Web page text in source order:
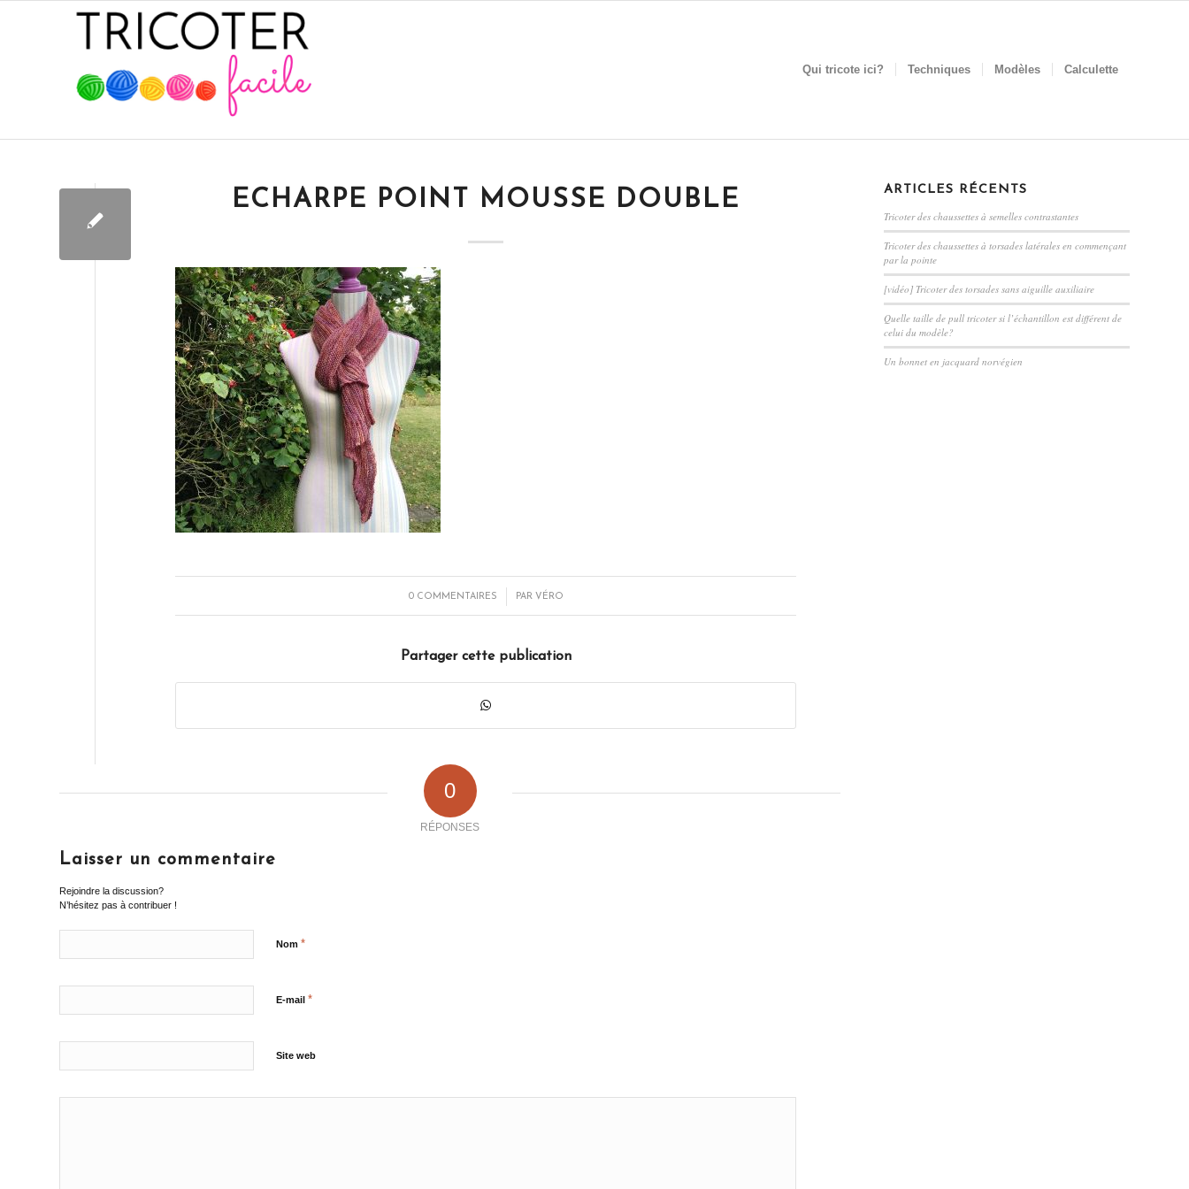
Qui tricote ici? Techniques Modèles Calculette
ECHARPE POINT MOUSSE DOUBLE
0 COMMENTAIRES
/ PAR VÉRO
Partager cette publication
0
RÉPONSES
Laisser un commentaire
Rejoindre la discussion?
N’hésitez pas à contribuer !
Nom *
E-mail *
Site web
ARTICLES RÉCENTS
Tricoter des chaussettes à semelles contrastantes
Tricoter des chaussettes à torsades latérales en commençant
par la pointe
[vidéo] Tricoter des torsades sans aiguille auxiliaire
Quelle taille de pull tricoter si l’échantillon est différent de
celui du modèle?
Un bonnet en jacquard norvégien